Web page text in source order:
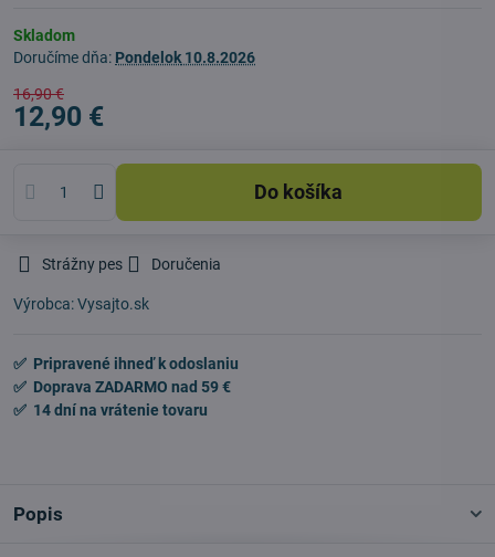
Skladom
Doručíme dňa: Pondelok 10.8.2026
16,90 €
12,90 €
Do košíka
Strážny pes Doručenia
Výrobca:Vysajto.sk
✅ Pripravené ihneď k odoslaniu
✅ Doprava ZADARMO nad 59 €
✅ 14 dní na vrátenie tovaru
Popis